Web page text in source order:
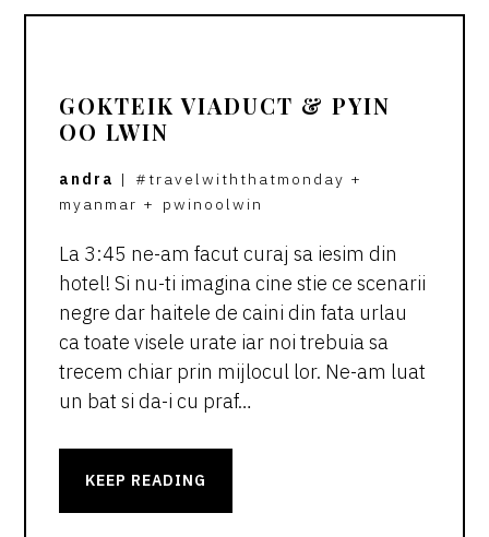
GOKTEIK VIADUCT & PYIN
OO LWIN
andra | #travelwiththatmonday +
myanmar + pwinoolwin
La 3:45 ne-am facut curaj sa iesim din
hotel! Si nu-ti imagina cine stie ce scenarii
negre dar haitele de caini din fata urlau
ca toate visele urate iar noi trebuia sa
trecem chiar prin mijlocul lor. Ne-am luat
un bat si da-i cu praf…
KEEP READING